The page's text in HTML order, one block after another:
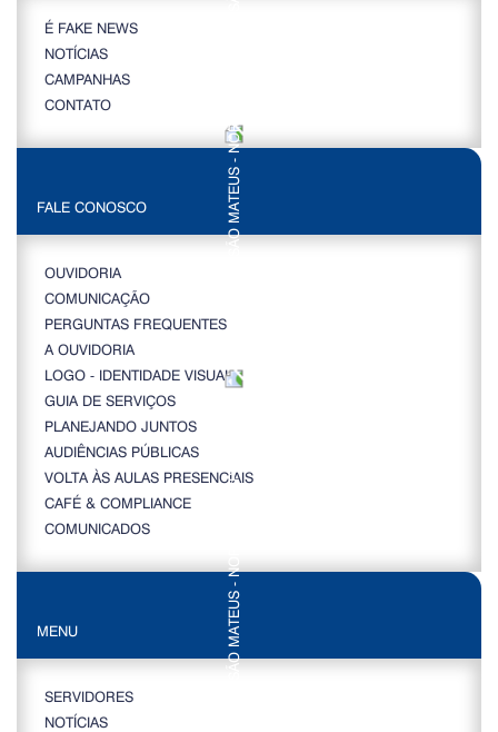
É FAKE NEWS
NOTÍCIAS
CAMPANHAS
CONTATO
FALE CONOSCO
OUVIDORIA
COMUNICAÇÃO
PERGUNTAS FREQUENTES
A OUVIDORIA
LOGO - IDENTIDADE VISUAL
GUIA DE SERVIÇOS
PLANEJANDO JUNTOS
AUDIÊNCIAS PÚBLICAS
VOLTA ÀS AULAS PRESENCIAIS
CAFÉ & COMPLIANCE
COMUNICADOS
MENU
SERVIDORES
NOTÍCIAS